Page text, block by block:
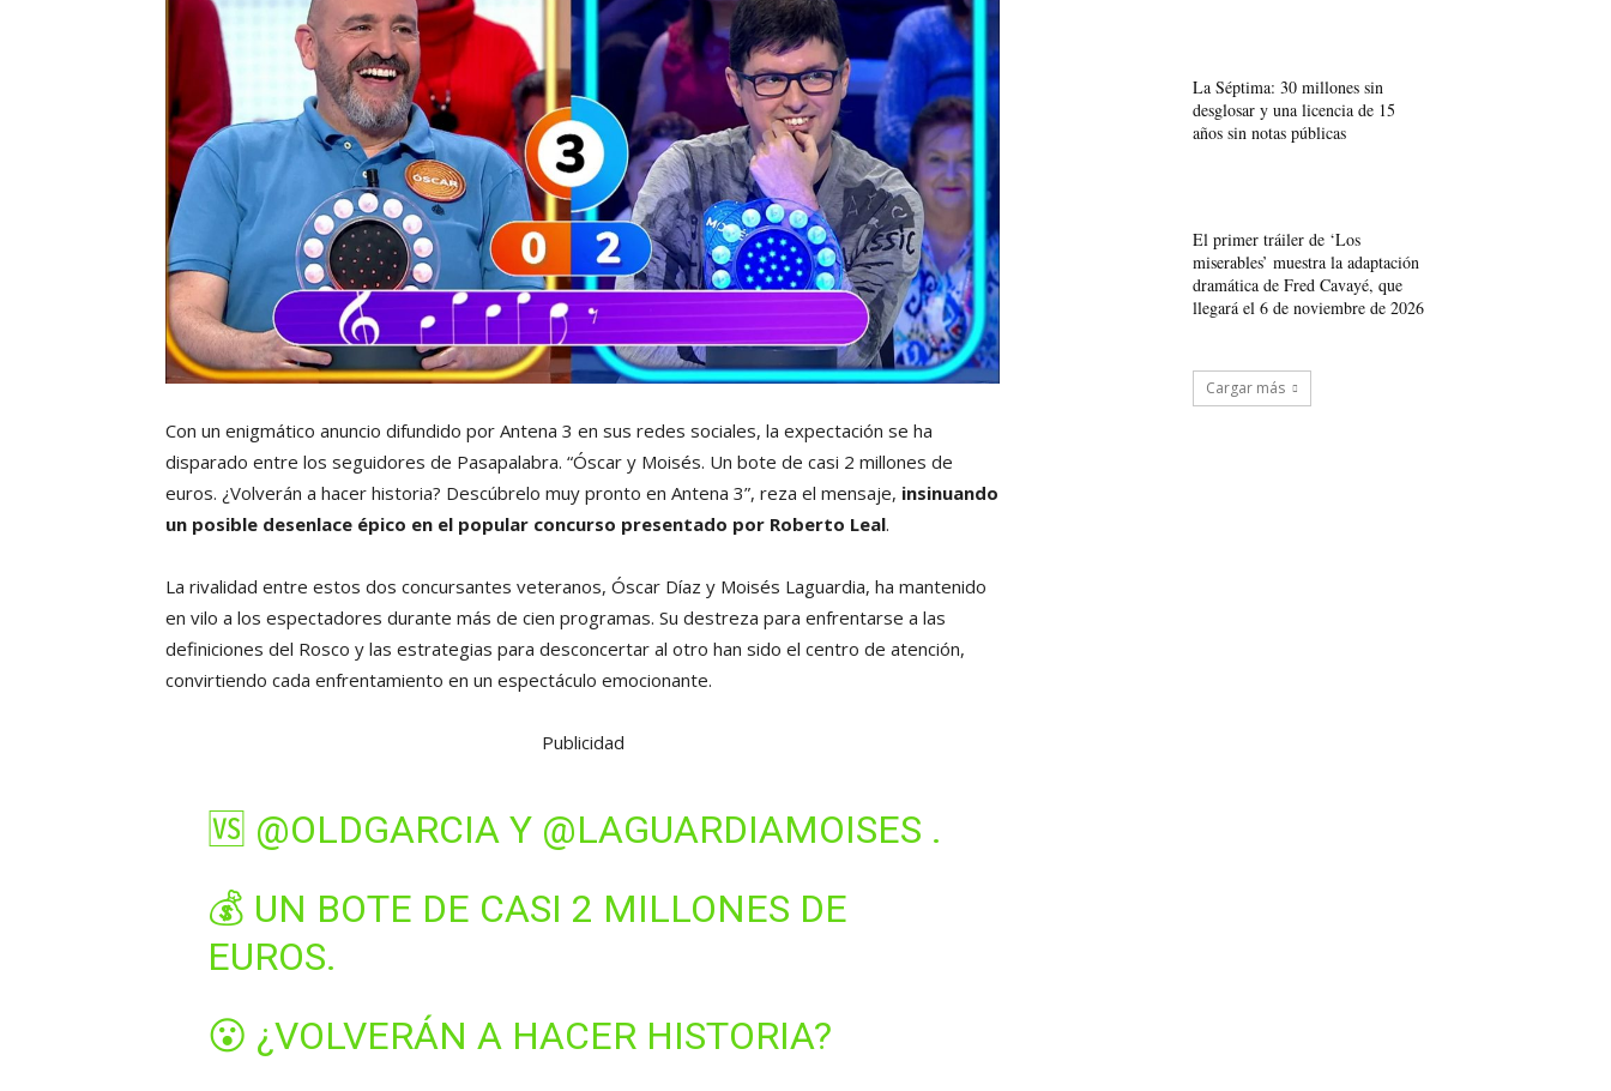
Con un enigmático anuncio difundido por Antena 3 en sus redes sociales, la expectación se ha
disparado entre los seguidores de Pasapalabra. “Óscar y Moisés. Un bote de casi 2 millones de
euros. ¿Volverán a hacer historia? Descúbrelo muy pronto en Antena 3”, reza el mensaje, insinuando
un posible desenlace épico en el popular concurso presentado por Roberto Leal.
La rivalidad entre estos dos concursantes veteranos, Óscar Díaz y Moisés Laguardia, ha mantenido
en vilo a los espectadores durante más de cien programas. Su destreza para enfrentarse a las
definiciones del Rosco y las estrategias para desconcertar al otro han sido el centro de atención,
convirtiendo cada enfrentamiento en un espectáculo emocionante.
Publicidad
🆚 @OLDGARCIAY @LAGUARDIAMOISES .
💰 UN BOTE DE CASI 2 MILLONES DE
EUROS.
😮 ¿VOLVERÁN A HACER HISTORIA?
La Séptima: 30 millones sin
desglosar y una licencia de 15
años sin notas públicas
El primer tráiler de ‘Los
miserables’ muestra la adaptación
dramática de Fred Cavayé, que
llegará el 6 de noviembre de 2026
Cargar más